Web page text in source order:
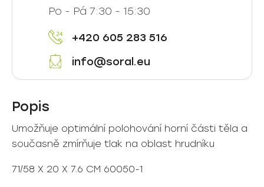
Po - Pá 7:30 - 15:30
+420 605 283 516
info@soral.eu
Popis
Umožňuje optimální polohování horní části těla a
současně zmírňuje tlak na oblast hrudníku
71/58 X 20 X 7.6 CM 60050-1